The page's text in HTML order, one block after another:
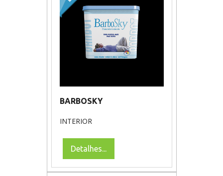
BARBOSKY
INTERIOR
Detalhes...